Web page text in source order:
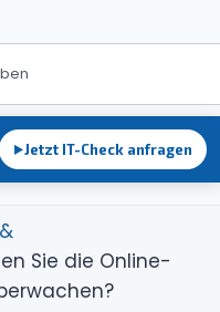
►Jetzt IT-Check anfragen
Sie die Online-